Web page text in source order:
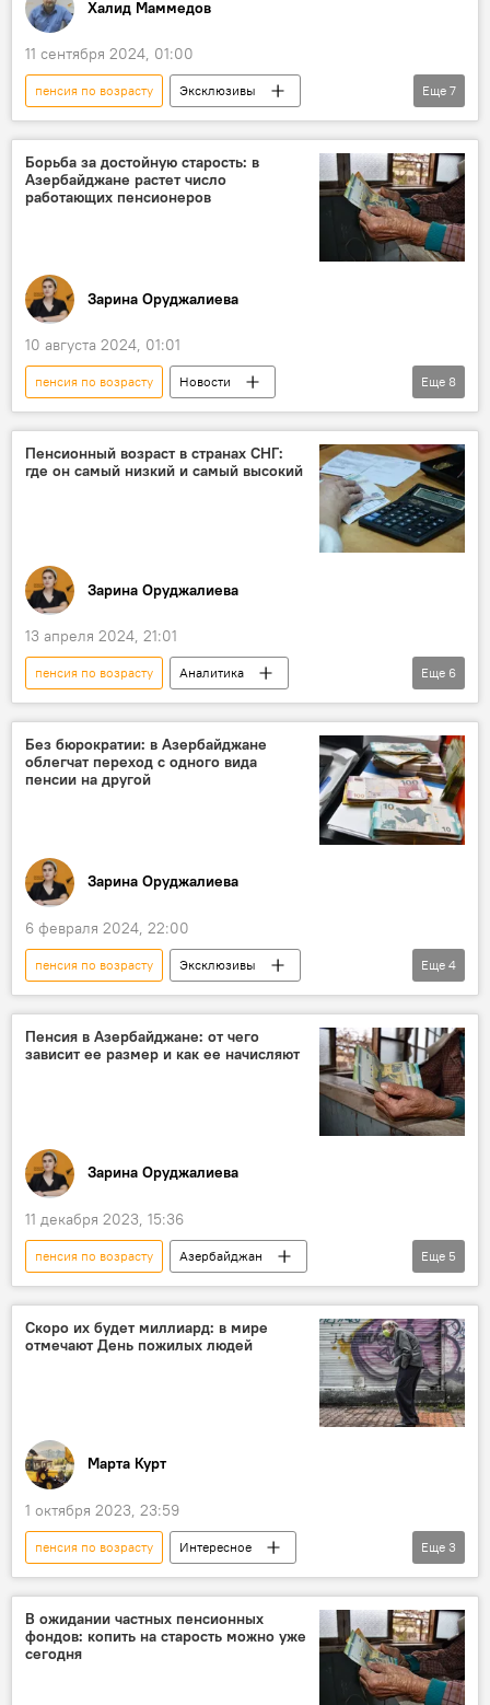
Вугар Байрамов
Халид Маммедов
11 сентября 2024, 01:00
пенсия по возрасту
Эксклюзивы
Азербайджан
Общество
закон "О трудовых пенсиях"
пенсионер
пенсионный возраст
пенсионная реформа
Еще 7
Борьба за достойную старость: в
Азербайджане растет число
работающих пенсионеров
Зарина Оруджалиева
10 августа 2024, 01:01
пенсия по возрасту
Новости
Азербайджан
Общество
мнение
пенсионер
Занятость
Статистика
Безработица
Зарплата
Еще 8
Пенсионный возраст в странах СНГ:
где он самый низкий и самый высокий
Зарина Оруджалиева
13 апреля 2024, 21:01
пенсия по возрасту
Аналитика
Азербайджан
Россия
Казахстан
СНГ
Общество Беларусь
Еще 6
Без бюрократии: в Азербайджане
облегчат переход с одного вида
пенсии на другой
Зарина Оруджалиева
6 февраля 2024, 22:00
пенсия по возрасту
Эксклюзивы
Азербайджан
Общество
Милли Меджлис
Министерство труда и социальной защиты населения (МТСЗН) АР
Еще 4
Пенсия в Азербайджане: от чего
зависит ее размер и как ее начисляют
Зарина Оруджалиева
11 декабря 2023, 15:36
пенсия по возрасту
Азербайджан
Общество
Инвалидность
Семья
Министерство труда и социальной защиты населения (МТСЗН) АР
Эксклюзивы
Еще 5
Скоро их будет миллиард: в мире
отмечают День пожилых людей
Марта Курт
1 октября 2023, 23:59
пенсия по возрасту
Интересное
Азербайджан
пенсионеры
Еще 3
В ожидании частных пенсионных
фондов: копить на старость можно уже
сегодня